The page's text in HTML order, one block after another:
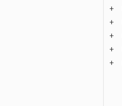
+
+
+
+
+